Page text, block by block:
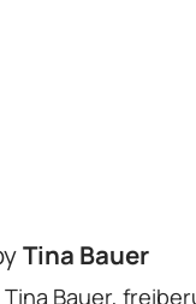
Tina Bauer
Tina Bauer,